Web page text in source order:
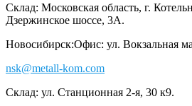
Склад: Московская область, г.
Дзержинское шоссе, 3А.
Новосибирск:Офис: ул. Вокзальная
nsk@metall-kom.com
Склад: ул. Станционная 2-я, 30 к9.